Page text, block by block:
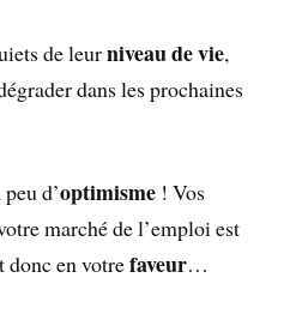
de leurniveau de vie,
dans les prochaines
d’optimisme ! Vos
marché de l’emploi est
donc en votrefaveur…